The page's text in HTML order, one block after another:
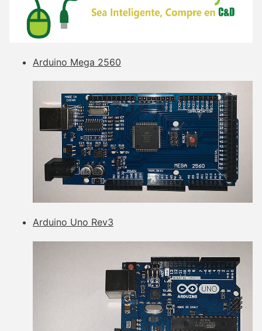
Arduino Mega 2560
Arduino Uno Rev3